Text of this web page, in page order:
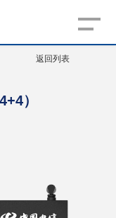
返回列表
）